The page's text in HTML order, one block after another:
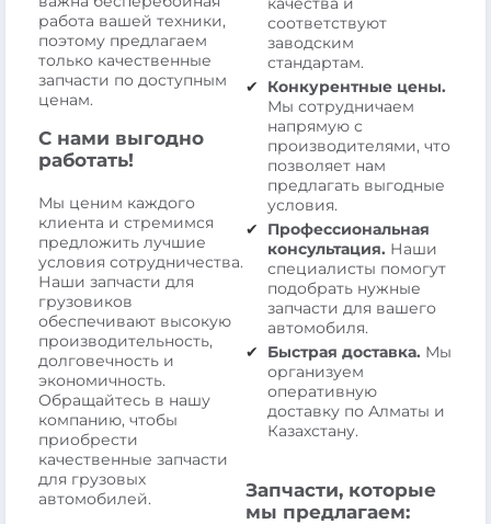
работа вашей техники,
поэтому предлагаем
только качественные
запчасти по доступным
ценам.
С нами выгодно
работать!
Мы ценим каждого
клиента и стремимся
предложить лучшие
условия сотрудничества.
Наши запчасти для
грузовиков
обеспечивают высокую
производительность,
долговечность и
экономичность.
Обращайтесь в нашу
компанию, чтобы
приобрести
качественные запчасти
для грузовых
автомобилей.
соответствуют
заводским
стандартам.
Конкурентные цены.
Мы сотрудничаем
напрямую с
производителями, что
позволяет нам
предлагать выгодные
условия.
Профессиональная
консультация. Наши
специалисты помогут
подобрать нужные
запчасти для вашего
автомобиля.
Быстрая доставка. Мы
организуем
оперативную
доставку по Алматы и
Казахстану.
Запчасти, которые
мы предлагаем: